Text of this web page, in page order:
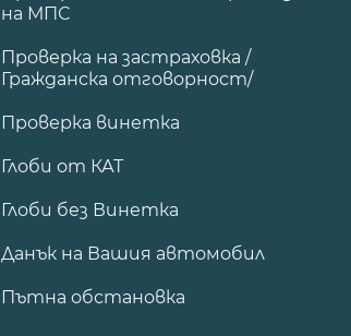
на МПС
Проверка на застраховка /
Гражданска отговорност/
Проверка винетка
Глоби от КАТ
Глоби без Винетка
Данък на Вашия автомобил
Пътна обстановка